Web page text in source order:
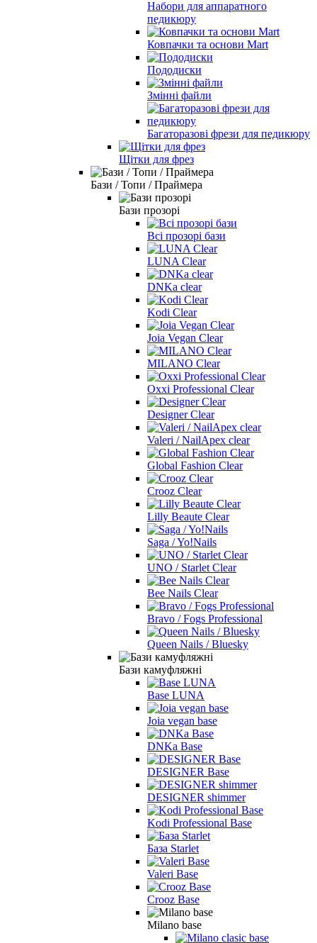
Набори для аппаратного
педикюру
Ковпачки та основи Mart
Пододиски
Змінні файли
Багаторазові фрези для педикюру
Щітки для фрез
Бази / Топи / Праймера
Бази прозорі
Всі прозорі бази
LUNA Clear
DNKa clear
Kodi Clear
Joia Vegan Clear
MILANO Clear
Oxxi Professional Clear
Designer Clear
Valeri / NailApex clear
Global Fashion Clear
Crooz Clear
Lilly Beaute Clear
Saga / Yo!Nails
UNO / Starlet Clear
Bee Nails Clear
Bravo / Fogs Professional
Queen Nails / Bluesky
Бази камуфляжні
Base LUNA
Joia vegan base
DNKa Base
DESIGNER Base
DESIGNER shimmer
Kodi Professional Base
База Starlet
Valeri Base
Crooz Base
Milano base